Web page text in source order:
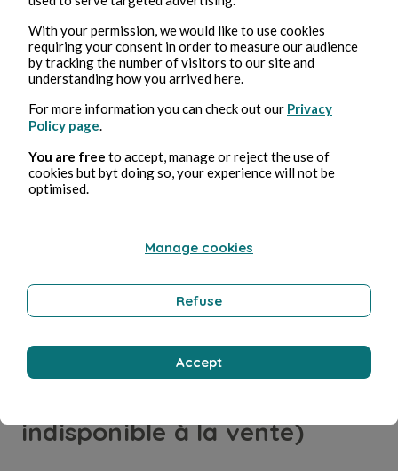
Nun (non disponible)
Pmd Robeen 1 min de lecture
indisponible à la vente)
With your permission, we would like to use cookies
requiring your consent in order to measure our audience
by tracking the number of visitors to our site and
understanding how you arrived here.
For more information you can check out our Privacy
Policy page
You are free to accept, manage or reject the use of
cookies but byt doing so, your experience will not be
optimised.
Manage cookies
Refuse
Accept